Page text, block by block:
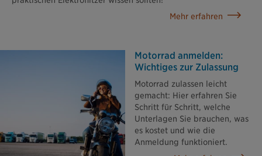
Mehr erfahren
Motorrad anmelden:
Wichtiges zur Zulassung
Motorrad zulassen leicht
gemacht: Hier erfahren Sie
Schritt für Schritt, welche
Unterlagen Sie brauchen, was
es kostet und wie die
Anmeldung funktioniert.